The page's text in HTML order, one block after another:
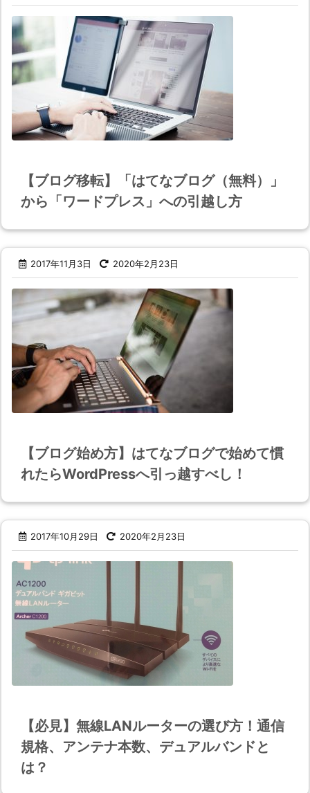
【ブログ移転】「はてなブログ（無料）」
から「ワードプレス」への引越し方
2017年11月3日 2020年2月23日
【ブログ始め方】はてなブログで始めて慣
れたらWordPressへ引っ越すべし！
2017年10月29日 2020年2月23日
【必見】無線LANルーターの選び方！通信
規格、アンテナ本数、デュアルバンドと
は？